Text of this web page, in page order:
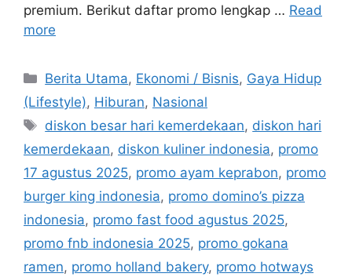
premium. Berikut daftar promo lengkap … Read
more
C
a
e
g
o
r
i
s
Berita Utama, Ekonomi / Bisnis, Gaya Hidup
(Lifestyle), Hiburan, Nasional
T
a
s
diskon besar hari kemerdekaan, diskon hari
kemerdekaan, diskon kuliner indonesia, promo
17 agustus 2025, promo ayam keprabon, promo
burger king indonesia, promo domino’s pizza
indonesia, promo fast food agustus 2025,
promo fnb indonesia 2025, promo gokana
ramen, promo holland bakery, promo hotways